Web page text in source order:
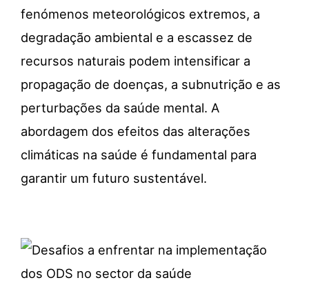
fenómenos meteorológicos extremos, a
degradação ambiental e a escassez de
recursos naturais podem intensificar a
propagação de doenças, a subnutrição e as
perturbações da saúde mental. A
abordagem dos efeitos das alterações
climáticas na saúde é fundamental para
garantir um futuro sustentável.